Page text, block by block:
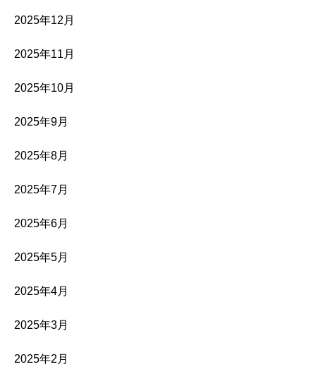
2025年12月
2025年11月
2025年10月
2025年9月
2025年8月
2025年7月
2025年6月
2025年5月
2025年4月
2025年3月
2025年2月